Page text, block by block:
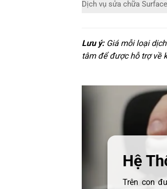
Dịch vụ sửa chữa
Lưu ý:Giá mỗi loại
tâm để được hỗ trợ về
Hệ
Trên con